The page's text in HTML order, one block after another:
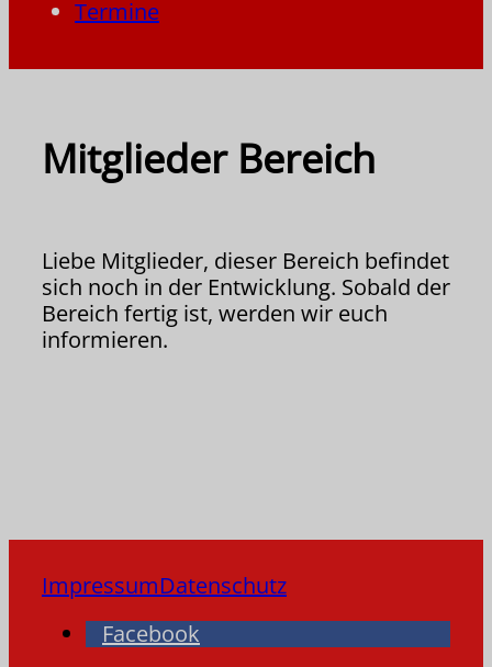
Termine
Mitglieder Bereich
Liebe Mitglieder, dieser Bereich befindet
sich noch in der Entwicklung. Sobald der
Bereich fertig ist, werden wir euch
informieren.
ImpressumDatenschutz
Facebook